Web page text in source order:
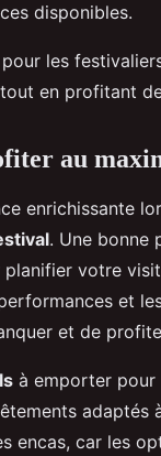
disponibles.
les
en profitant
au
enrichissante
. Une bonne
votre
et
et de
à emporter pour
adaptés
encas, car les